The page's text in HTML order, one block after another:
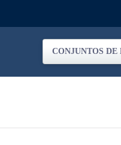
CONJUNTOS DE